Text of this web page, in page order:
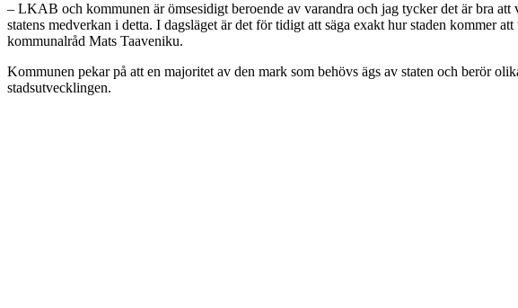
– LKAB och kommunen är ömsesidigt beroende av varandra och jag tycker det är bra
statens medverkan i detta. I dagsläget är det för tidigt att säga exakt hur staden kommer
kommunalråd Mats Taaveniku.
Kommunen pekar på att en majoritet av den mark som behövs ägs av staten och berör
stadsutvecklingen.